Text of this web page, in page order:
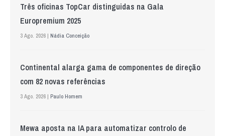
Três oficinas TopCar distinguidas na Gala
Europremium 2025
3 Ago. 2026 | Nádia Conceição
Continental alarga gama de componentes de direção
com 82 novas referências
3 Ago. 2026 | Paulo Homem
Mewa aposta na IA para automatizar controlo de